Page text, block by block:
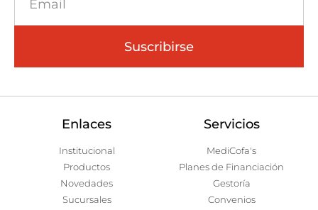
Suscribirse
Enlaces
Institucional
Productos
Novedades
Sucursales
Servicios
MediCofa's
Planes de Financiación
Gestoría
Convenios